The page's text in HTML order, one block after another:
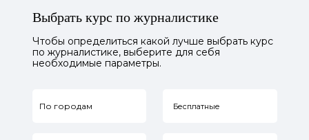
Выбрать курс по журналистике
Чтобы определиться какой лучше выбрать курс
по журналистике, выберите для себя
необходимые параметры.
По городам Бесплатные